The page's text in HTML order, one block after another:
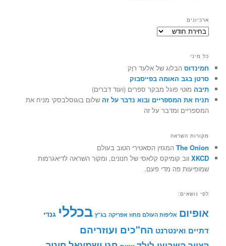
ארכיונים
ארכיונים
כל מיני
חמינדוס הבלוג של אלעד רוֶק
סרטן בגב האומה בפייסבוק
תיבה מוטי פוגל מבקר ספרים (ועוד דברים)
תניח את המספריים ובוא נדבר על זה שלום בוגוסלבסקי מניח את
המספריים ומדבר על זה
מקורות השראה
The Onion המגזין הסאטירי הטוב בעולם
XKCD ווב קומיקס קלאסי של חנונים, ומקור השראה לדיאגרמות
שמופיעות פה מדי פעם.
לפי נושאים:
אופיום אליפות העולם מחוז אפריקה בג"ץ בכללי גנדי
דתיים ואינטרנט הח"כים ועוזריהם